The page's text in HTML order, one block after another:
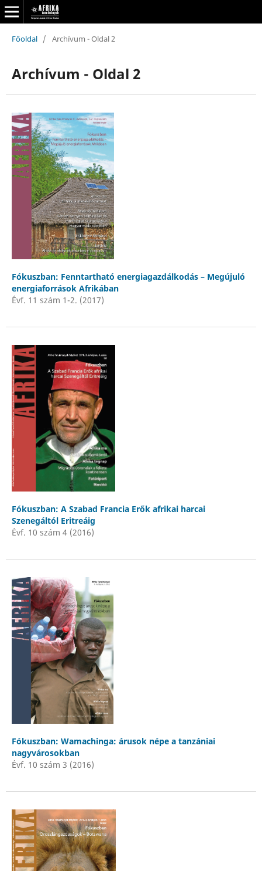
Főoldal / Archívum - Oldal 2
Archívum - Oldal 2
Fókuszban: Fenntartható energiagazdálkodás – Megújuló
energiaforrások Afrikában
Évf. 11 szám 1-2. (2017)
Fókuszban: A Szabad Francia Erők afrikai harcai
Szenegáltól Eritreáig
Évf. 10 szám 4 (2016)
Fókuszban: Wamachinga: árusok népe a tanzániai
nagyvárosokban
Évf. 10 szám 3 (2016)